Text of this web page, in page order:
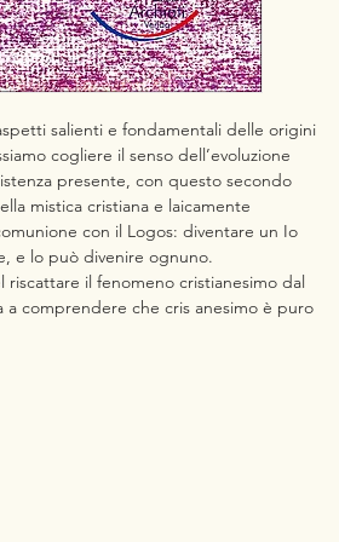
salienti e fondamentali delle origini
cogliere il senso dell’evoluzione
presente, con questo secondo
mistica cristiana e laicamente
con il Logos: diventare un Io
e lo può divenire ognuno.
il fenomeno cristianesimo dal
comprendere che cris anesimo è puro